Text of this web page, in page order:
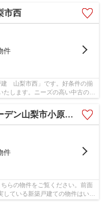
市西
件
建 山梨市西」です。好条件の揃
たします。ニーズの高い中古の戸
山梨市小原東第2
件
らの物件をご覧ください。前面
している新築戸建ての物件はいか